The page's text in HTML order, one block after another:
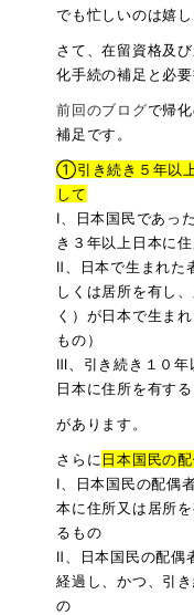
でも忙しいのは嬉し
さて、在留資格及
化手続の補足と必要
前回のブログで帰
補足です。
①引き続き５年以
して
Ⅰ、日本国民であっ
き３年以上日本に
Ⅱ、日本で生まれた
しくは居所を有し
く）が日本で生ま
もの）
Ⅲ、引き続き１０年
日本に住所を有する
があります。
さらに日本国民の
Ⅰ、日本国民の配偶
本に住所又は居所
るもの
Ⅱ、日本国民の配偶
経過し、かつ、引
の